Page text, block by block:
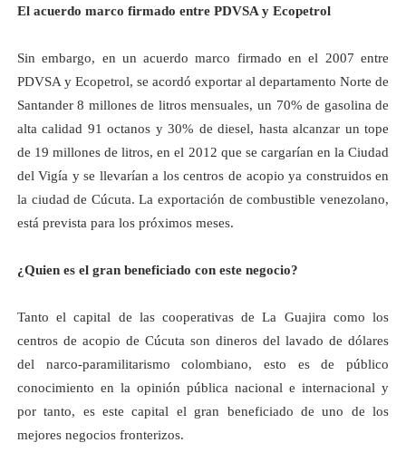
El acuerdo marco firmado entre PDVSA y Ecopetrol
Sin embargo, en un acuerdo marco firmado en el 2007 entre
PDVSA y Ecopetrol, se acordó exportar al departamento Norte de
Santander 8 millones de litros mensuales, un 70% de gasolina de
alta calidad 91 octanos y 30% de diesel, hasta alcanzar un tope
de 19 millones de litros, en el 2012 que se cargarían en la Ciudad
del Vigía y se llevarían a los centros de acopio ya construidos en
la ciudad de Cúcuta. La exportación de combustible venezolano,
está prevista para los próximos meses.
¿Quien es el gran beneficiado con este negocio?
Tanto el capital de las cooperativas deLa Guajira como los
centros de acopio de Cúcuta son dineros del lavado de dólares
del narco-paramilitarismo colombiano, esto es de público
conocimiento en la opinión pública nacional e internacional y
por tanto, es este capital el gran beneficiado de uno de los
mejores negocios fronterizos.